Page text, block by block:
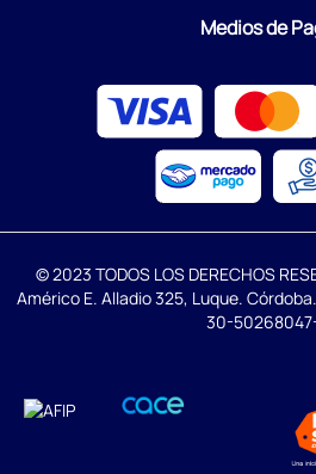
Medios de
© 2023 TODOS LOS DERECHOS
Américo E. Alladio 325, Luque.
30-